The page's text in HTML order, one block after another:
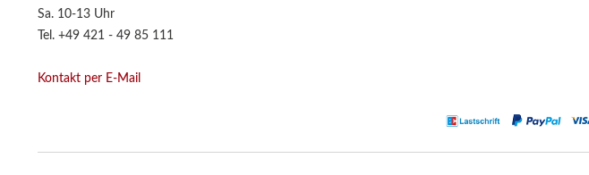
Sa. 10-13 Uhr
Tel. +49 421 - 49 85 111
Kontakt per E-Mail